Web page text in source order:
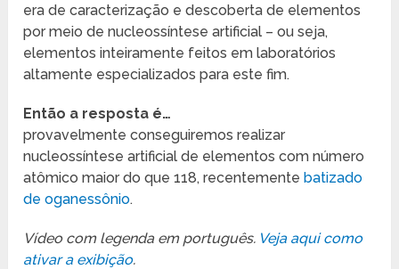
era de caracterização e descoberta de elementos
por meio de nucleossíntese artificial – ou seja,
elementos inteiramente feitos em laboratórios
altamente especializados para este fim.
Então a resposta é…
provavelmente conseguiremos realizar
nucleossíntese artificial de elementos com número
atômico maior do que 118, recentementebatizado
de oganessônio.
Vídeo com legenda em português. Veja aqui como
ativar a exibição.